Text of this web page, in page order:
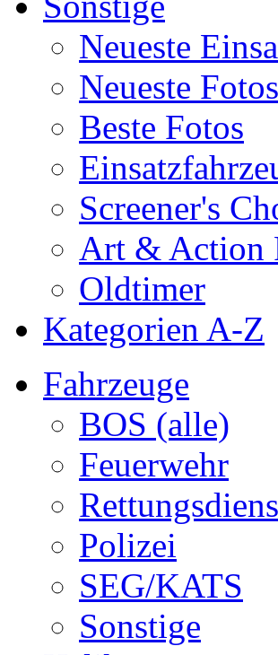
Neueste
Neueste Fotos
Beste Fotos
Screener's
Art & Action
Oldtimer
Kategorien A-Z
Fahrzeuge
BOS (alle)
Feuerwehr
Polizei
SEG/KATS
Sonstige